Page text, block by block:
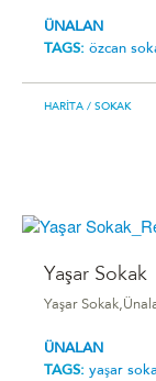
ÜNALAN
TAGS: özcan
HARITA / SOKAK
Yaşar Sokak
Yaşar
ÜNALAN
TAGS: yaşar